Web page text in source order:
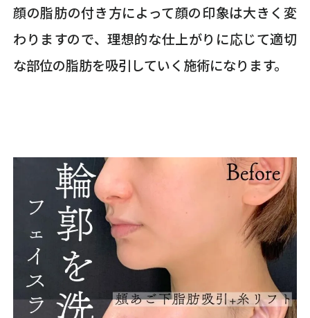
顔の脂肪の付き方によって顔の印象は大きく変
わりますので、理想的な仕上がりに応じて適切
な部位の脂肪を吸引していく施術になります。